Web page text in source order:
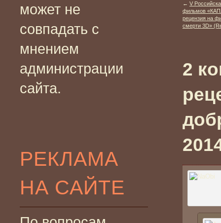
может не
совпадать с
мнением
администрации
сайта.
РЕКЛАМА
НА САЙТЕ
← V
фильмов
рецензия на
смерти 3D»
2